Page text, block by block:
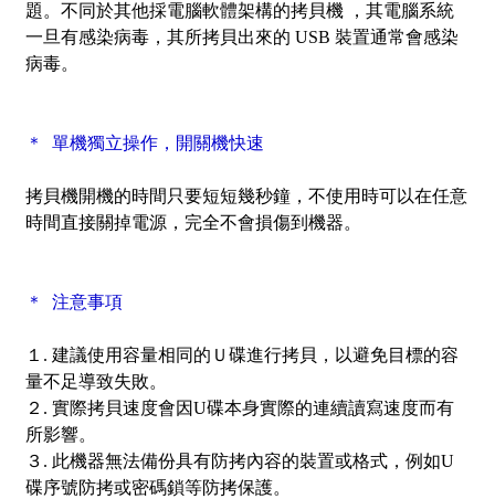
題。不同於其他採電腦軟體架構的拷貝機 ，其電腦系統
一旦有感染病毒，其所拷貝出來的 USB 裝置通常會感染
病毒。
＊ 單機獨立操作，開關機快速
拷貝機開機的時間只要短短幾秒鐘，不使用時可以在任意
時間直接關掉電源，完全不會損傷到機器。
＊ 注意事項
１. 建議使用容量相同的Ｕ碟進行拷貝，以避免目標的容
量不足導致失敗。
２. 實際拷貝速度會因U碟本身實際的連續讀寫速度而有
所影響。
３. 此機器無法備份具有防拷內容的裝置或格式，例如U
碟序號防拷或密碼鎖等防拷保護。